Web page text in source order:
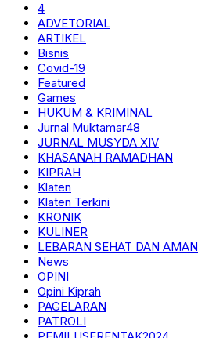
4
ADVETORIAL
ARTIKEL
Bisnis
Covid-19
Featured
Games
HUKUM & KRIMINAL
Jurnal Muktamar48
JURNAL MUSYDA XIV
KHASANAH RAMADHAN
KIPRAH
Klaten
Klaten Terkini
KRONIK
KULINER
LEBARAN SEHAT DAN AMAN
News
OPINI
Opini Kiprah
PAGELARAN
PATROLI